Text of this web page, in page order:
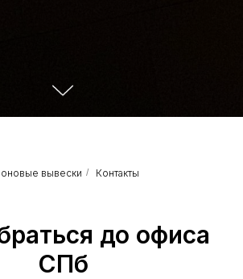
вывески / Контакты
до офиса
СПб